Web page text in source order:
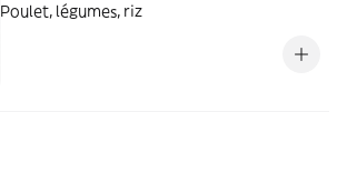
Poulet, légumes, riz